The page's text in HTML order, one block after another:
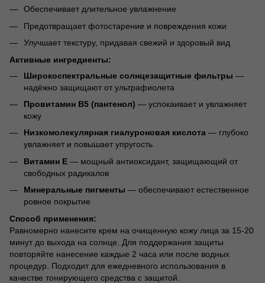
Обеспечивает длительное увлажнение
Предотвращает фотостарение и повреждения кожи
Улучшает текстуру, придавая свежий и здоровый вид
Активные ингредиенты:
Широкоспектральные солнцезащитные фильтры —
надёжно защищают от ультрафиолета
Провитамин B5 (пантенол) — успокаивает и увлажняет
кожу
Низкомолекулярная гиалуроновая кислота — глубоко
увлажняет и повышает упругость
Витамин Е — мощный антиоксидант, защищающий от
свободных радикалов
Минеральные пигменты — обеспечивают естественное
ровное покрытие
Способ применения:
Равномерно нанесите крем на очищенную кожу лица за 15-20
минут до выхода на солнце. Для поддержания защиты
повторяйте нанесение каждые 2 часа или после водных
процедур. Подходит для ежедневного использования в
качестве тонирующего средства с защитой.